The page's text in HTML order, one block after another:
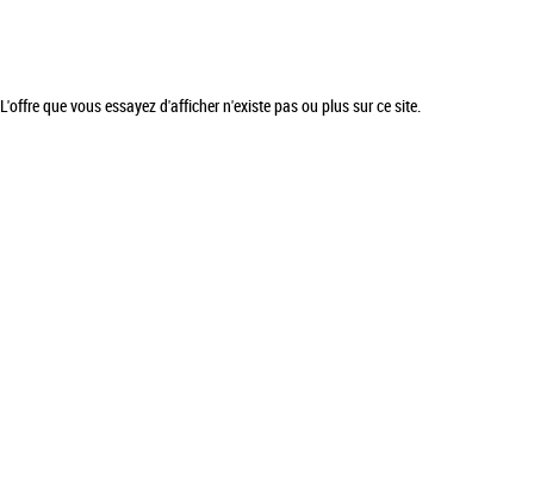
L'offre que vous essayez d'afficher n'existe pas ou plus sur ce site.